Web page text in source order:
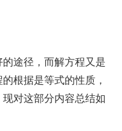
途径，而解方程又是
根据是等式的性质，
对这部分内容总结如